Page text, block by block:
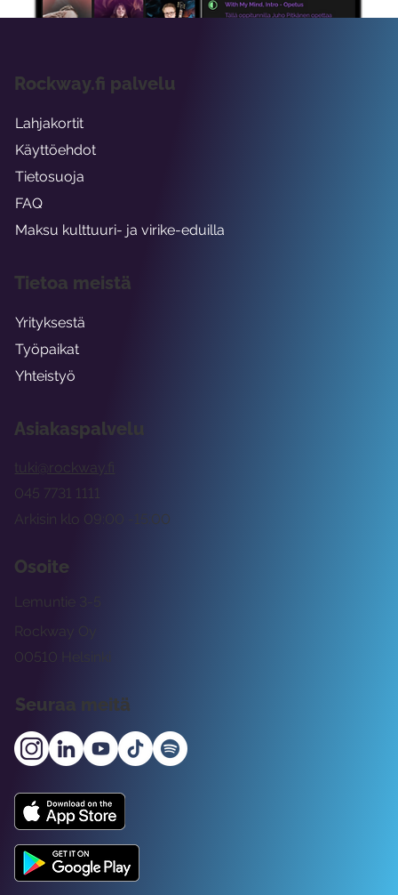
Asiakaspalvelu
tuki@rockway.fi
Arkisin klo 09:00 -15:00
045 7731 1111
Osoite
Rockway Oy
Lemuntie 3-5
00510 Helsinki
Seuraa meitä
Rockway.fi palvelu
Lahjakortit
Käyttöehdot
Tietosuoja
FAQ
Maksu kulttuuri- ja virike-eduilla
Tietoa meistä
Yrityksestä
Työpaikat
Yhteistyö